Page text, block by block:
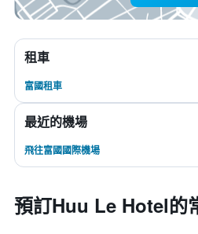
租車
富國租車
最近的機場
飛往富國國際機場
預訂Huu Le Hotel的